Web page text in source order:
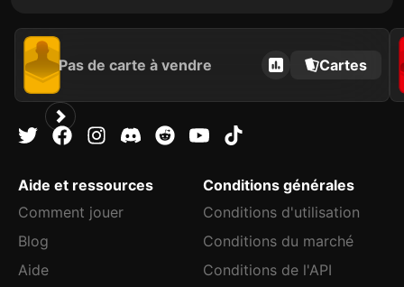
Pas de carte à vendre Cartes
Aide et ressources
Comment jouer
Blog
Aide
Conditions générales
Conditions d'utilisation
Conditions du marché
Conditions de l'API